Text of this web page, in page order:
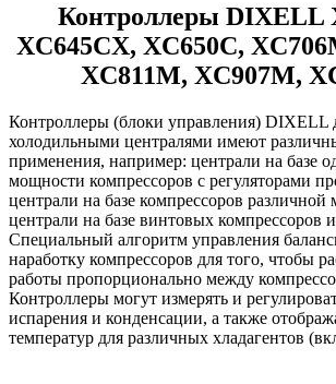
Контроллеры DIXELL
XC645CX, XC650C,
XC811M, XC907M,
Контроллеры (блоки управления) DIXELL
холодильными централями имеют
применения, например: централи на базе
мощности компрессоров с регуляторами
централи на базе компрессоров
централи на базе винтовых компрессоров
Специальный алгоритм управления
наработку компрессоров для того, чтобы
работы пропорционально между
Контроллеры могут измерять и
испарения и конденсации, а также
температур для различных хладагентов